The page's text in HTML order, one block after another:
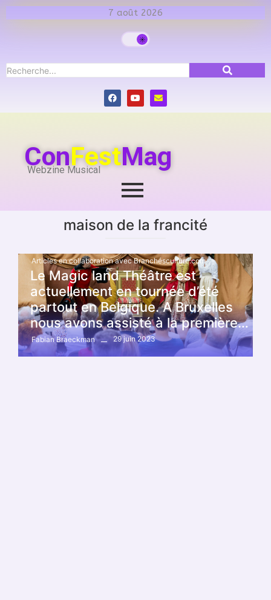
7 août 2026
ConFestMag
Webzine Musical
maison de la francité
Articles en collaboration avec Branchésculture.com
Le Magic land Théâtre est
actuellement en tournée d’été
partout en Belgique. A Bruxelles
nous avons assisté à la première…
Fabian Braeckman 29 juin 2023